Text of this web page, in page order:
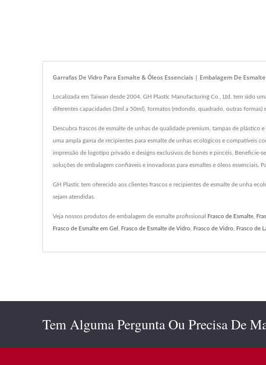
Garrafas De Vidro Para Esmalte & Óleos Essenciais | Embalagem De
Localizada em Taiwan desde 2004, GH Plastic Manufacturing Co., Ltd. tem sido
diferentes capacidades (3ml a 50ml), formatos (redondo, quadrado, outras
Descubra frascos de esmalte de unhas de qualidade premium, tampas de
uma ampla gama de recipientes para esmalte de unhas ecológicos e compatíveis
impressão de logotipo privado e designs exclusivos de bonés e pincéis.
soluções de embalagem confiáveis e inovadoras para esmaltes e óleos essenciais.
GH Plastic tem oferecido aos clientes frascos e recipientes de esmalte de unha
sejam atendidas.
Veja nossos produtos de embalagem de esmalte profissional Frasco de Esmalte
Frasco de Esmalte em Gel Frasco de Esmalte de Vidro Frasco de Vidro Frasco de
Tem Alguma Pergunta Ou Precisa De